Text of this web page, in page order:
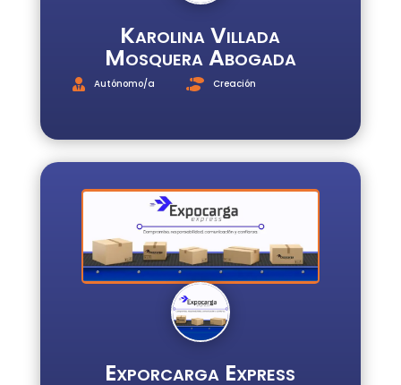
Karolina Villada
Mosquera Abogada
Autónomo/a Creación
Exporcarga Express